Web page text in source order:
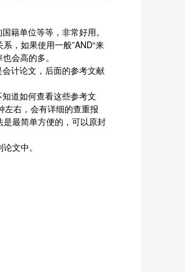
籍单位等等，非常好用。
，如果使用一般”AND“来
会高的多。
计论文，后面的参考文献
道如何查看这些参考文
右，会有详细的查重报
最简单方便的，可以原封
文中。